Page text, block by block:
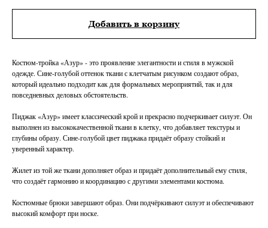
Добавить в корзину
Костюм-тройка «Азур» - это проявление элегантности и стиля в мужской
одежде. Сине-голубой оттенок ткани с клетчатым рисунком создают образ,
который идеально подходит как для формальных мероприятий, так и для
повседневных деловых обстоятельств.
Пиджак «Азур» имеет классический крой и прекрасно подчеркивает силуэт. Он
выполнен из высококачественной ткани в клетку, что добавляет текстуры и
глубины образу. Сине-голубой цвет пиджака придаёт образу стойкий и
уверенный характер.
Жилет из той же ткани дополняет образ и придаёт дополнительный ему стиля,
что создаёт гармонию и координацию с другими элементами костюма.
Костюмные брюки завершают образ. Они подчёркивают силуэт и обеспечивают
высокий комфорт при носке.